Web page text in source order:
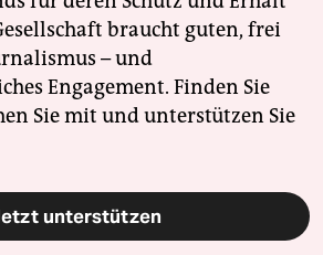
braucht guten, frei
– und
Engagement. Finden Sie
Sie mit und unterstützen Sie
unterstützen